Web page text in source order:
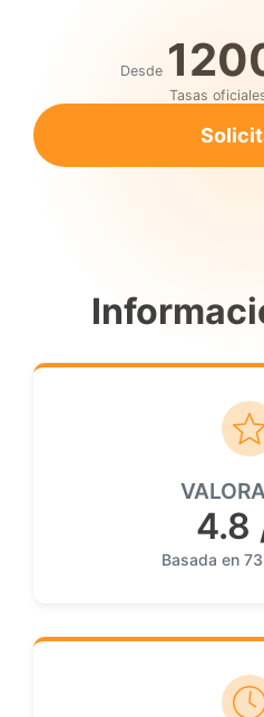
Desde
Tasas
4.8
Basada en